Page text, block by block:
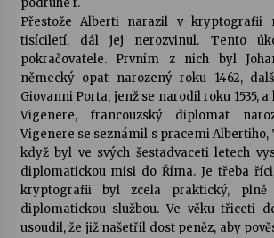
podruhé r.
Přestože Alberti narazil v kryptografii
tisíciletí, dál jej nerozvinul. Tento
pokračovatele. Prvním z nich byl
německý opat narozený roku 1462,
Giovanni Porta, jenž se narodil roku 1535,
Vigenere, francouzský diplomat
Vigenere se seznámil s pracemi
když byl ve svých šestadvaceti letech
diplomatickou misi do Říma. Je třeba
kryptografii byl zcela praktický,
diplomatickou službou. Ve věku třiceti
usoudil, že již našetřil dost peněz, aby